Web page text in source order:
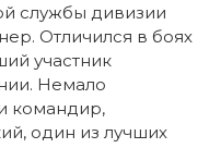
службы дивизии
Отличился в боях
участник
Немало
командир,
один из лучших